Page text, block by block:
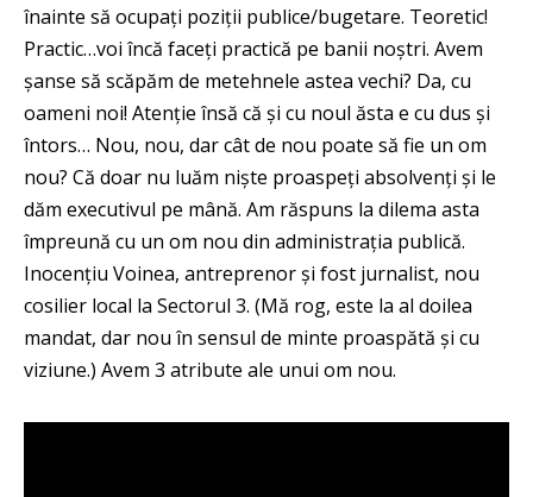
înainte să ocupați poziții publice/bugetare. Teoretic!
Practic…voi încă faceți practică pe banii noștri. Avem
șanse să scăpăm de metehnele astea vechi? Da, cu
oameni noi! Atenție însă că și cu noul ăsta e cu dus și
întors… Nou, nou, dar cât de nou poate să fie un om
nou? Că doar nu luăm niște proaspeți absolvenți și le
dăm executivul pe mână. Am răspuns la dilema asta
împreună cu un om nou din administrația publică.
Inocențiu Voinea, antreprenor și fost jurnalist, nou
cosilier local la Sectorul 3. (Mă rog, este la al doilea
mandat, dar nou în sensul de minte proaspătă și cu
viziune.) Avem 3 atribute ale unui om nou.